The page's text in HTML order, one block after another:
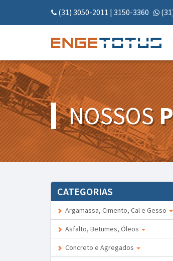
(31) 3050-2011 | 3150-3360
NOSSOS
CATEGORIAS
Argamassa, Cimento, Cal e Gesso
Asfalto, Betumes, Óleos
Concreto e Agregados